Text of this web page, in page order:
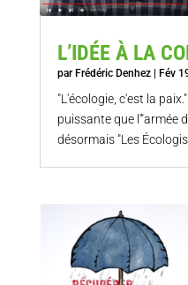
L’IDÉE À LA
par Frédéric Denhez| Fév
"L'écologie, c'est la
puissante que l'"armée
désormais "Les